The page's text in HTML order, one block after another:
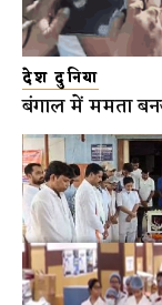
देश दुनिया
बंगाल में ममता